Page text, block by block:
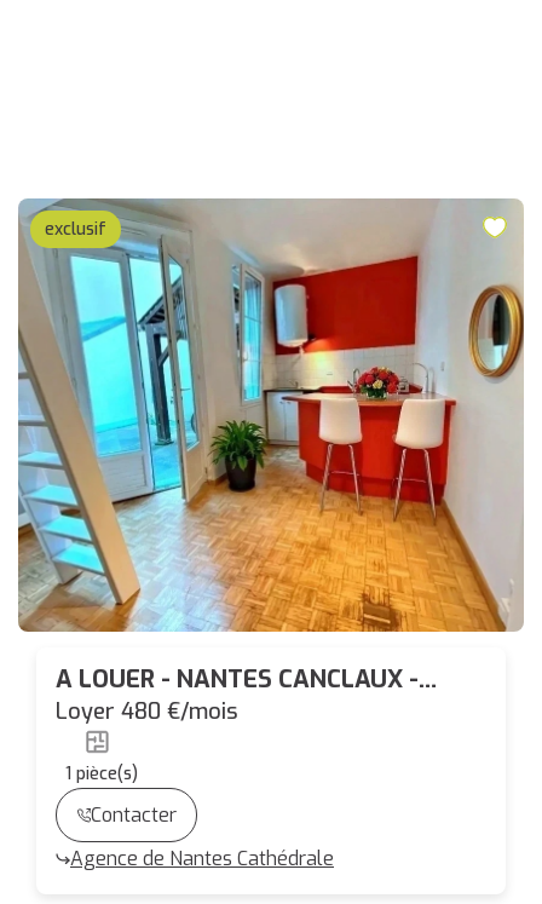
exclusif
A LOUER - NANTES CANCLAUX -
APPARTEMENT T1 AU CALME IDEAL
ETUDIANT
Loyer 480 €/mois
1 pièce(s)
Contacter
Agence de Nantes Cathédrale